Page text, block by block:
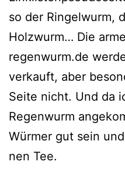
so der Ringelwurm,
Holzwurm… Die
regenwurm.de
ver­kauft, aber
Seite nicht. Und da
Regenwurm
Würmer gut sein
nen Tee.